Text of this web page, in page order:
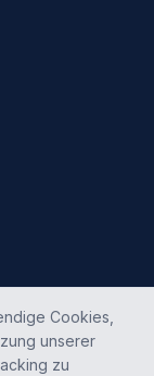
Cookies,
unserer
zu